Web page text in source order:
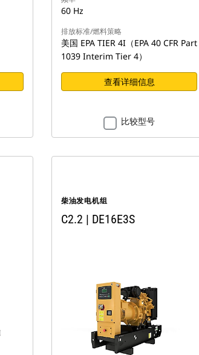
60 Hz
排放标准/燃料策略
美国 EPA TIER 4I（EPA 40 CFR Part
1039 Interim Tier 4）
查看详细信息
比较型号
柴油发电机组
C2.2 | DE16E3S